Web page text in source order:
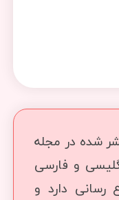
شده در مجله
و فارسی
رسانی دارد و